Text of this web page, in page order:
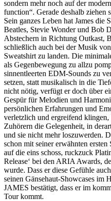
sondern mehr noch auf der
function“. Gerade deshalb ziehen
Sein ganzes Leben hat James die
Beatles, Stevie Wonder und Bob
Abstechern in Richtung Outkast,
schließlich auch bei der Musik
Sweatshirt zu landen. Die
als Gegenbewegung zu allzu
sinnentleerten EDM-Sounds zu
setzen, statt musikalisch in die
nicht nötig, verfügt er doch über
Gespür für Melodien und
persönlichen Erfahrungen und
verletzlich und ergreifend klingen,
Zuhörern die Gelegenheit, in
und sie nicht mehr loszuwerden.
schon mit seiner erwähnten
auf die eins schoss, ruckzuck
Release‘ bei den ARIA Awards,
wurde. Dass er diese Gefühle
seinen Gänsehaut-Showcases im
JAMES bestätigt, dass er im
Tour kommt.